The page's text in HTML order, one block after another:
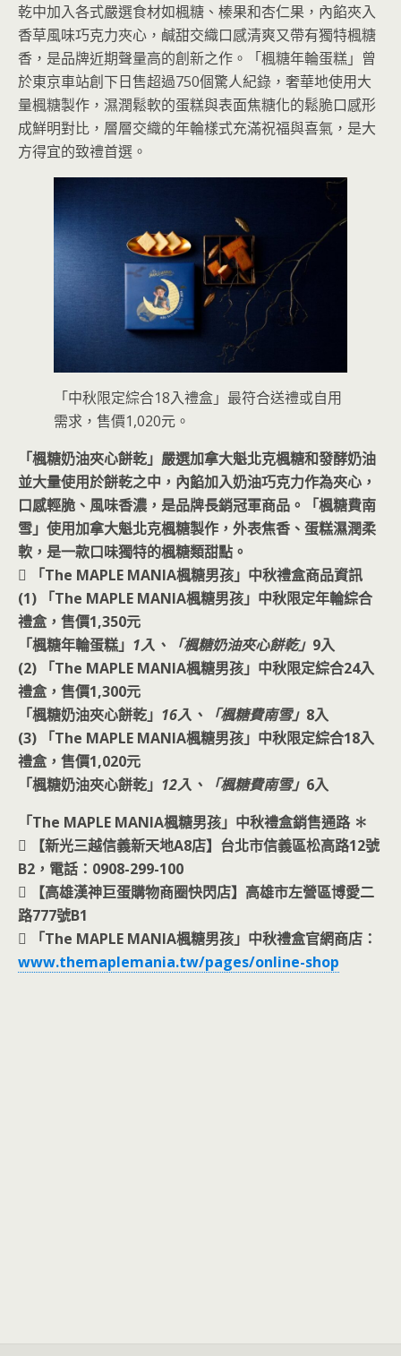
乾中加入各式嚴選食材如楓糖、榛果和杏仁果，內餡夾入
香草風味巧克力夾心，鹹甜交織口感清爽又帶有獨特楓糖
香，是品牌近期聲量高的創新之作。「楓糖年輪蛋糕」曾
於東京車站創下日售超過750個驚人紀錄，奢華地使用大
量楓糖製作，濕潤鬆軟的蛋糕與表面焦糖化的鬆脆口感形
成鮮明對比，層層交織的年輪樣式充滿祝福與喜氣，是大
方得宜的致禮首選。
「中秋限定綜合18入禮盒」最符合送禮或自用
需求，售價1,020元。
「楓糖奶油夾心餅乾」嚴選加拿大魁北克楓糖和發酵奶油
並大量使用於餅乾之中，內餡加入奶油巧克力作為夾心，
口感輕脆、風味香濃，是品牌長銷冠軍商品。「楓糖費南
雪」使用加拿大魁北克楓糖製作，外表焦香、蛋糕濕潤柔
軟，是一款口味獨特的楓糖類甜點。
 「The MAPLE MANIA楓糖男孩」中秋禮盒商品資訊
(1) 「The MAPLE MANIA楓糖男孩」中秋限定年輪綜合
禮盒，售價1,350元
「楓糖年輪蛋糕」 1入、「楓糖奶油夾心餅乾」 9入
(2) 「The MAPLE MANIA楓糖男孩」中秋限定綜合24入
禮盒，售價1,300元
「楓糖奶油夾心餅乾」 16入、「楓糖費南雪」 8入
(3) 「The MAPLE MANIA楓糖男孩」中秋限定綜合18入
禮盒，售價1,020元
「楓糖奶油夾心餅乾」 12入、「楓糖費南雪」 6入
「The MAPLE MANIA楓糖男孩」中秋禮盒銷售通路 ✽
 【新光三越信義新天地A8店】台北市信義區松高路12號
B2，電話：0908-299-100
 【高雄漢神巨蛋購物商圈快閃店】高雄市左營區博愛二
路777號B1
 「The MAPLE MANIA楓糖男孩」中秋禮盒官網商店：
www.themaplemania.tw/pages/online-shop